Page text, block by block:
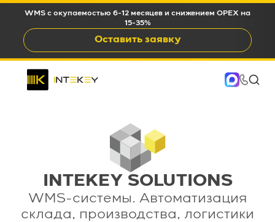
WMS c окупаемостью 6-12 месяцев и снижением OPEX на
15-35%
Оставить заявку
INTEKEY SOLUTIONS
WMS-системы. Автоматизация
склада, производства, логистики